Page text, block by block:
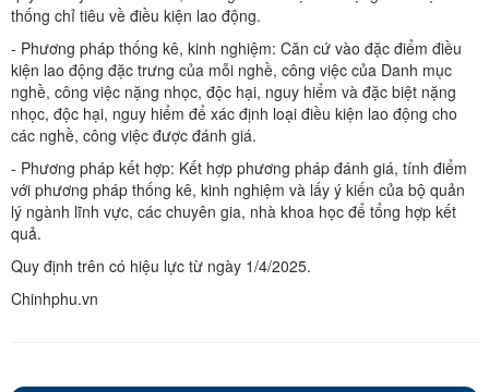
thống chỉ tiêu về điều kiện lao động.
- Phương pháp thống kê, kinh nghiệm: Căn cứ vào đặc điểm điều
kiện lao động đặc trưng của mỗi nghề, công việc của Danh mục
nghề, công việc nặng nhọc, độc hại, nguy hiểm và đặc biệt nặng
nhọc, độc hại, nguy hiểm để xác định loại điều kiện lao động cho
các nghề, công việc được đánh giá.
- Phương pháp kết hợp: Kết hợp phương pháp đánh giá, tính điểm
với phương pháp thống kê, kinh nghiệm và lấy ý kiến của bộ quản
lý ngành lĩnh vực, các chuyên gia, nhà khoa học để tổng hợp kết
quả.
Quy định trên có hiệu lực từ ngày 1/4/2025.
Chinhphu.vn